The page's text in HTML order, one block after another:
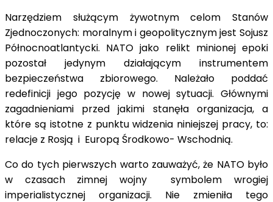
Narzędziem służącym żywotnym celom Stanów
Zjednoczonych: moralnym i geopolitycznym jest Sojusz
Północnoatlantycki. NATO jako relikt minionej epoki
pozostał jedynym działającym instrumentem
bezpieczeństwa zbiorowego. Należało poddać
redefinicji jego pozycję w nowej sytuacji. Głównymi
zagadnieniami przed jakimi stanęła organizacja, a
które są istotne z punktu widzenia niniejszej pracy, to:
relacje z Rosją i Europą Środkowo- Wschodnią.
Co do tych pierwszych warto zauważyć, że NATO było
w czasach zimnej wojny symbolem wrogiej
imperialistycznej organizacji. Nie zmieniła tego